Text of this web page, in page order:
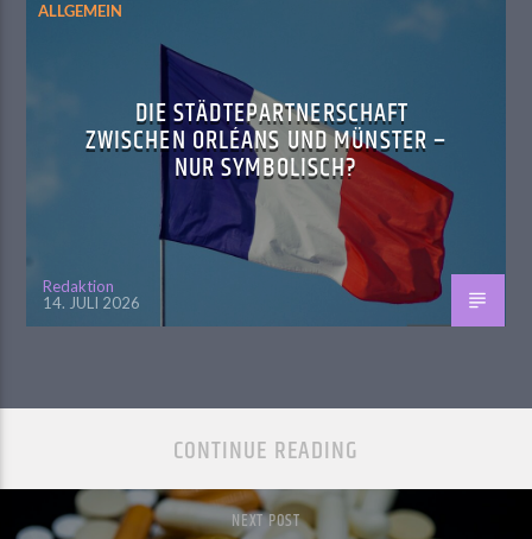
ALLGEMEIN
DIE STÄDTEPARTNERSCHAFT
ZWISCHEN ORLÉANS UND MÜNSTER –
NUR SYMBOLISCH?
Redaktion
14. JULI 2026
CONTINUE READING
NEXT POST